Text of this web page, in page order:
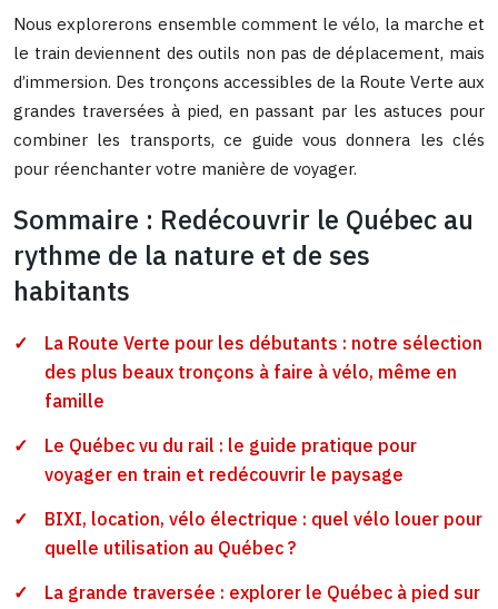
Nous explorerons ensemble comment le vélo, la marche et
le train deviennent des outils non pas de déplacement, mais
d’immersion. Des tronçons accessibles de la Route Verte aux
grandes traversées à pied, en passant par les astuces pour
combiner les transports, ce guide vous donnera les clés
pour réenchanter votre manière de voyager.
Sommaire : Redécouvrir le Québec au
rythme de la nature et de ses
habitants
La Route Verte pour les débutants : notre sélection
des plus beaux tronçons à faire à vélo, même en
famille
Le Québec vu du rail : le guide pratique pour
voyager en train et redécouvrir le paysage
BIXI, location, vélo électrique : quel vélo louer pour
quelle utilisation au Québec ?
La grande traversée : explorer le Québec à pied sur